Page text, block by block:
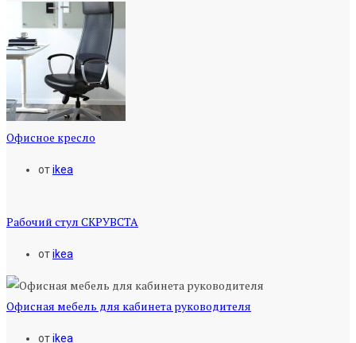
Офисное кресло
отikea
Рабочий стул СКРУВСТА
отikea
Офисная мебель для кабинета руководителя
отikea